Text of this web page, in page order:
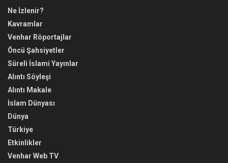
Ne İzlenir?
Kavramlar
Venhar Röportajlar
Öncü Şahsiyetler
Süreli İslami Yayınlar
Alıntı Söyleşi
Alıntı Makale
İslam Dünyası
Dünya
Türkiye
Etkinlikler
Venhar Web TV